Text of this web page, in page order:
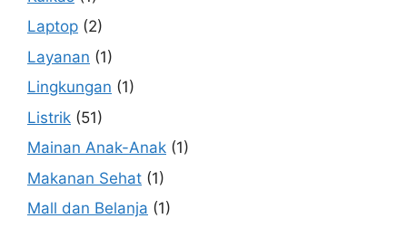
Laptop (2)
Layanan (1)
Lingkungan (1)
Listrik (51)
Mainan Anak-Anak (1)
Makanan Sehat (1)
Mall dan Belanja (1)